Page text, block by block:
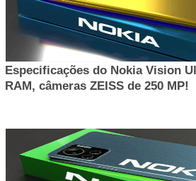
Especificações do Nokia Vision
RAM, câmeras ZEISS de 250 MP!